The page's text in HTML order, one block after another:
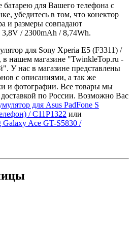
батарею для Вашего телефона с
убедитесь в том, что конектор
и размеры совпадают
/ 2300mAh / 8,74Wh.
для Sony Xperia E5 (F3311) /
в нашем магазине "TwinkleTop.ru -
У нас в магазине представлены
с описаниями, а так же
и фотографии. Все товары мы
доставкой по России. Возможно Вас
для Asus PadFone S
/ C11P1322 или
Galaxy Ace GT-S5830 /